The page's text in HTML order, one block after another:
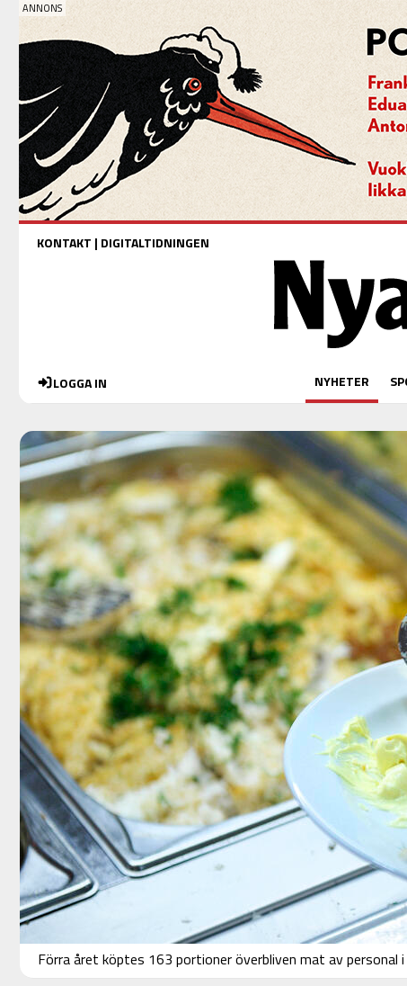
KONTAKT | DIGITALTIDNINGEN
LOGGA IN NYHETER
Förra året köptes 163 portioner överbliven mat av personal